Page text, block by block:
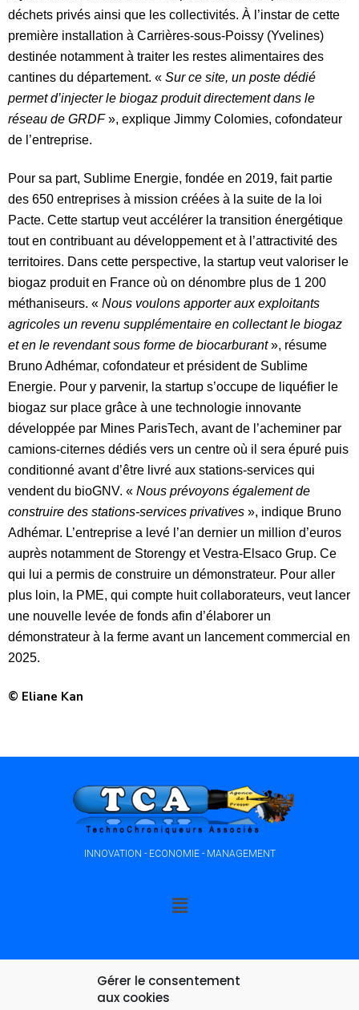
Gérer le consentement
aux cookies
déchets privés ainsi que les collectivités. À l’instar de cette
première installation à Carrières-sous-Poissy (Yvelines)
destinée notamment à traiter les restes alimentaires des
cantines du département. « Sur ce site, un poste dédié
permet d’injecter le biogaz produit directement dans le
réseau de GRDF», explique Jimmy Colomies, cofondateur
de l’entreprise.
Pour sa part, Sublime Energie, fondée en 2019, fait partie
des 650 entreprises à mission créées à la suite de la loi
Pacte. Cette startup veut accélérer la transition énergétique
tout en contribuant au développement et à l’attractivité des
territoires. Dans cette perspective, la startup veut valoriser le
biogaz produit en France où on dénombre plus de 1 200
méthaniseurs. « Nous voulons apporter aux exploitants
agricoles un revenu supplémentaire en collectant le biogaz
et en le revendant sous forme de biocarburant», résume
Bruno Adhémar, cofondateur et président de Sublime
Energie. Pour y parvenir, la startup s’occupe de liquéfier le
biogaz sur place grâce à une technologie innovante
développée par Mines ParisTech, avant de l’acheminer par
camions-citernes dédiés vers un centre où il sera épuré puis
conditionné avant d’être livré aux stations-services qui
vendent du bioGNV. « Nous prévoyons également de
construire des stations-services privatives », indique Bruno
Adhémar. L’entreprise a levé l’an dernier un million d’euros
auprès notamment de Storengy et Vestra-Elsaco Grup. Ce
qui lui a permis de construire un démonstrateur. Pour aller
plus loin, la PME, qui compte huit collaborateurs, veut lancer
une nouvelle levée de fonds afin d’élaborer un
démonstrateur à la ferme avant un lancement commercial en
2025.
© Eliane Kan
INNOVATION - ECONOMIE - MANAGEMENT